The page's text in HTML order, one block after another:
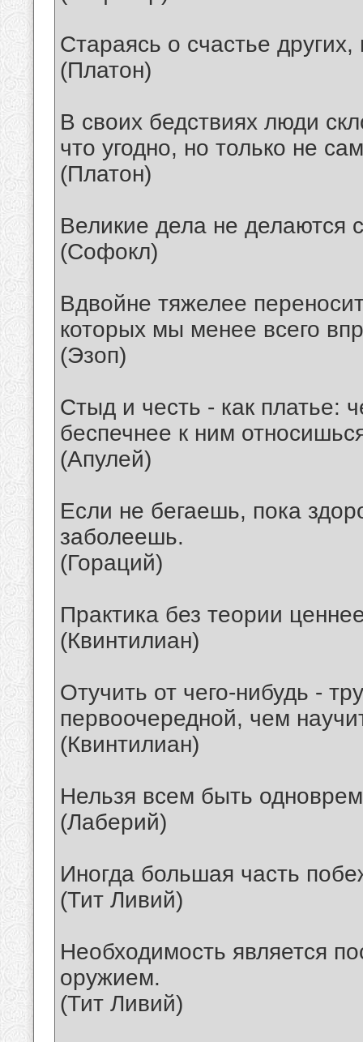
Стараясь о счастье
(Платон)
В своих бедствиях люди
что угодно, но только не
(Платон)
Великие дела не делаются
(Софокл)
Вдвойне тяжелее
которых мы менее всего
(Эзоп)
Стыд и честь - как платье:
беспечнее к ним
(Апулей)
Если не бегаешь, пока
заболеешь.
(Гораций)
Практика без теории
(Квинтилиан)
Отучить от чего-нибудь -
первоочередной, чем
(Квинтилиан)
Нельзя всем быть
(Лаберий)
Иногда большая часть
(Тит Ливий)
Необходимость является
оружием.
(Тит Ливий)